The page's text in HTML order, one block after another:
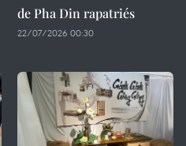
de Pha Din rapatriés
22/07/2026 00:30